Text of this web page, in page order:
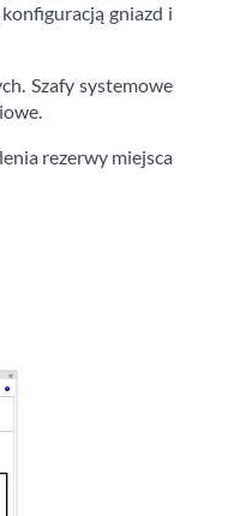
gniazd i
Szafy systemowe
rezerwy miejsca